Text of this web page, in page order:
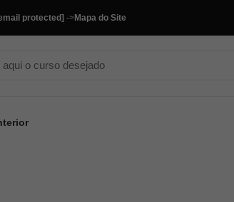
protected] ->Mapa do Site